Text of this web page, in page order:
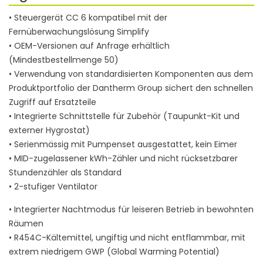
• Steuergerät CC 6 kompatibel mit der
Fernüberwachungslösung Simplify
• OEM-Versionen auf Anfrage erhältlich
(Mindestbestellmenge 50)
• Verwendung von standardisierten Komponenten aus dem
Produktportfolio der Dantherm Group sichert den schnellen
Zugriff auf Ersatzteile
• Integrierte Schnittstelle für Zubehör (Taupunkt-Kit und
externer Hygrostat)
• Serienmässig mit Pumpenset ausgestattet, kein Eimer
• MID-zugelassener kWh-Zähler und nicht rücksetzbarer
Stundenzähler als Standard
• 2-stufiger Ventilator
• Integrierter Nachtmodus für leiseren Betrieb in bewohnten
Räumen
• R454C-Kältemittel, ungiftig und nicht entflammbar, mit
extrem niedrigem GWP (Global Warming Potential)